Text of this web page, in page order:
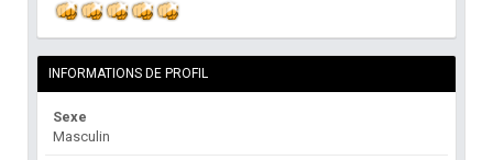
INFORMATIONS DE PROFIL
Sexe
Masculin